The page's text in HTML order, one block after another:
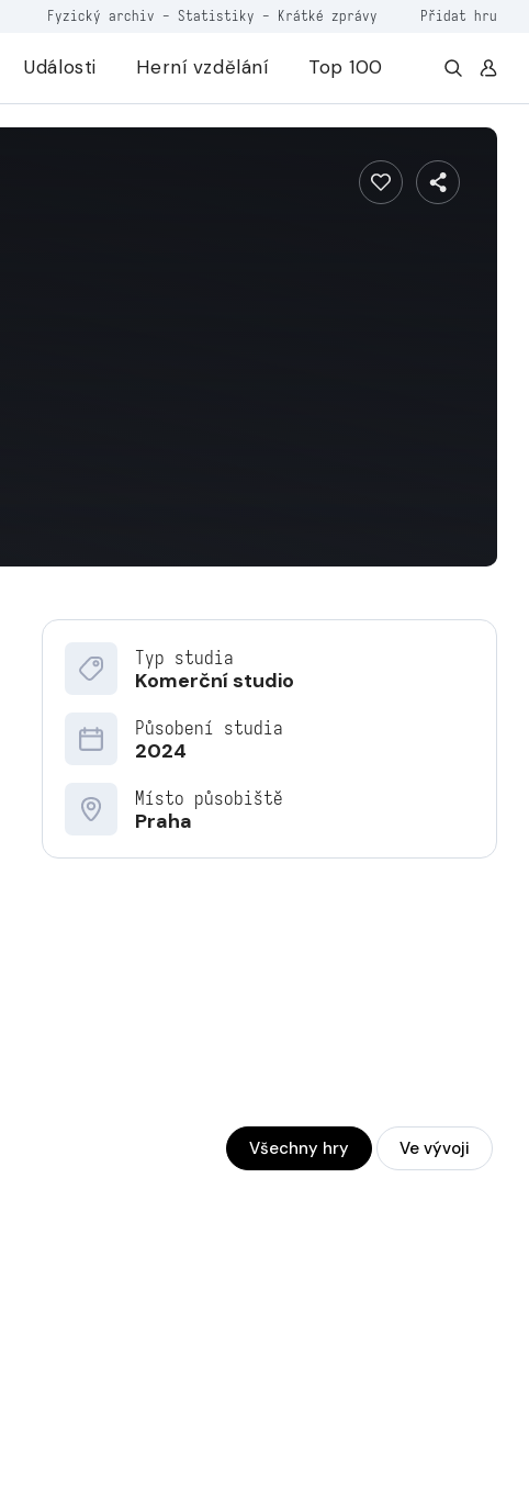
Fyzický archiv - Statistiky - Krátké zprávy Přidat hru
Události Herní vzdělání Top 100
Typ studia
Komerční studio
Působení studia
2024
Místo působiště
Praha
Všechny hry Ve vývoji